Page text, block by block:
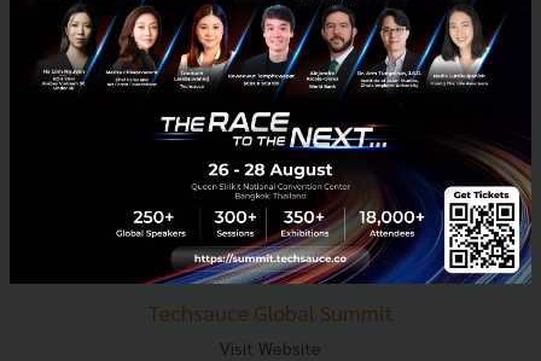
Mobile : 06-4658-9500
Techsauce Media
About Techsauce
Techsauce Services
Privacy Policy
ส่งบทความ
Techsauce Global Summit
Visit Website